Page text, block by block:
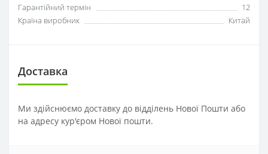
Гарантійний термін
12
Країна виробник
Китай
Доставка
Ми здійснюємо доставку до відділень Нової Пошти або
на адресу кур'єром Нової пошти.